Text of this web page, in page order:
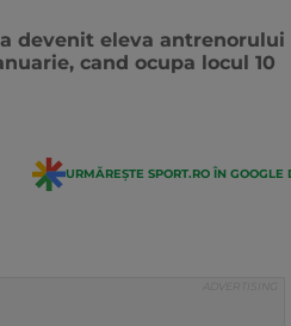
devenit eleva antrenorului
cand ocupa locul 10
URMĂREȘTE SPORT.RO ÎN GOOGLE